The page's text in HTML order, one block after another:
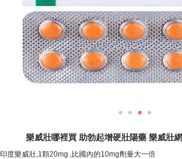
樂威壯哪裡買 助勃起增硬壯陽藥 樂威壯
印度樂威壯,1顆20mg ,比國內的10mg劑量大一倍